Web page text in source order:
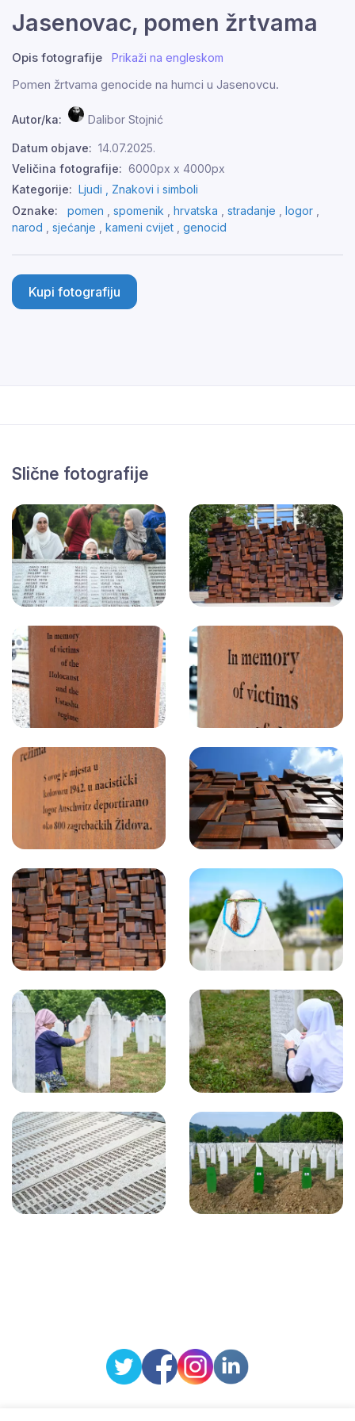
Jasenovac, pomen žrtvama
Opis fotografije Prikaži na engleskom
Pomen žrtvama genocide na humci u Jasenovcu.
Autor/ka: Dalibor Stojnić
Datum objave: 14.07.2025.
Veličina fotografije: 6000px x 4000px
Kategorije: Ljudi , Znakovi i simboli
Oznake:
pomen spomenik hrvatska stradanje logor
narod
sjećanje kameni cvijet genocid
Kupi fotografiju
Slične fotografije